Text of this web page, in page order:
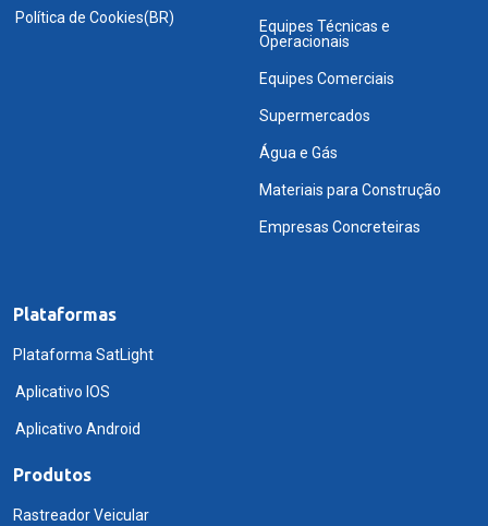
Política de Cookies(BR)
Equipes Técnicas e
Operacionais
Equipes Comerciais
Supermercados
Água e Gás
Materiais para Construção
Empresas Concreteiras
Plataformas
Plataforma SatLight
Aplicativo IOS
Aplicativo Android
Produtos
Rastreador Veicular